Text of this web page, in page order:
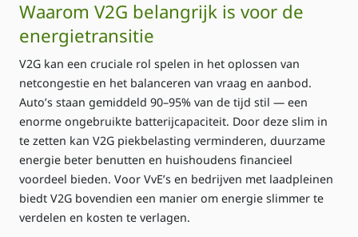
Waarom V2G belangrijk is voor de
energietransitie
V2G kan een cruciale rol spelen in het oplossen van
netcongestie en het balanceren van vraag en aanbod.
Auto’s staan gemiddeld 90–95% van de tijd stil — een
enorme ongebruikte batterijcapaciteit. Door deze slim in
te zetten kan V2G piekbelasting verminderen, duurzame
energie beter benutten en huishoudens financieel
voordeel bieden. Voor VvE’s en bedrijven met laadpleinen
biedt V2G bovendien een manier om energie slimmer te
verdelen en kosten te verlagen.